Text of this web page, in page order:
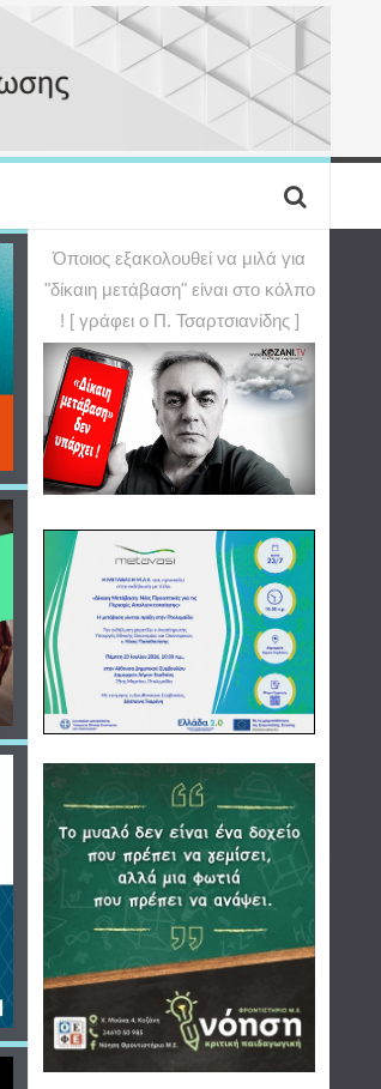
Όποιος εξακολουθεί να μιλά για
"δίκαιη μετάβαση" είναι στο κόλπο
! [ γράφει ο Π. Τσαρτσιανίδης ]